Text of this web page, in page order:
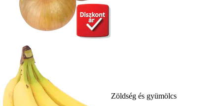
Zöldség és gyümölcs